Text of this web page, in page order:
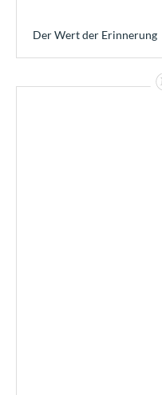
Der Wert der Erinnerung